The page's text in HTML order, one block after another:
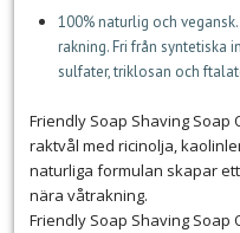
100% naturlig och
rakning. Fri från syntetiska
sulfater, triklosan och
Friendly Soap Shaving
raktvål med ricinolja,
naturliga formulan skapar
nära våtrakning.
Friendly Soap Shaving